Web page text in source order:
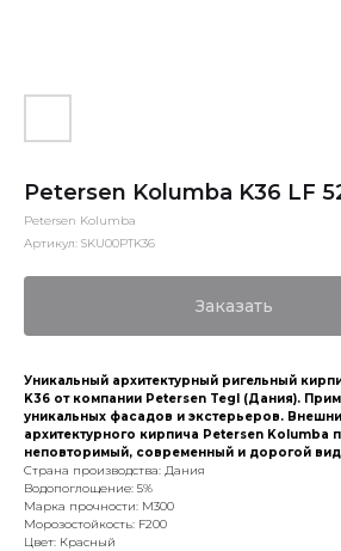
Petersen Kolumba K36 LF
Petersen Kolumba
Артикул: SKU00PTK36
Заказать
Уникальный архитектурный ригельный
K36 от компании Petersen Tegl (Дания).
уникальных фасадов и экстерьеров.
архитектурного кирпича Petersen Kolumba
неповторимый, современный и дорогой
Страна производства: Дания
Водопоглощение: 5%
Марка прочности: М300
Морозостойкость: F200
Цвет: Красный